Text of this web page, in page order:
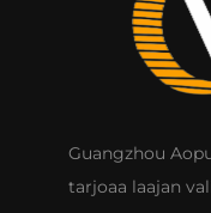
Guangzhou
tarjoaa laajan